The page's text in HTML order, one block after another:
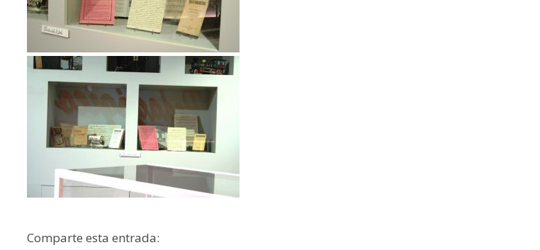
Comparte esta entrada: